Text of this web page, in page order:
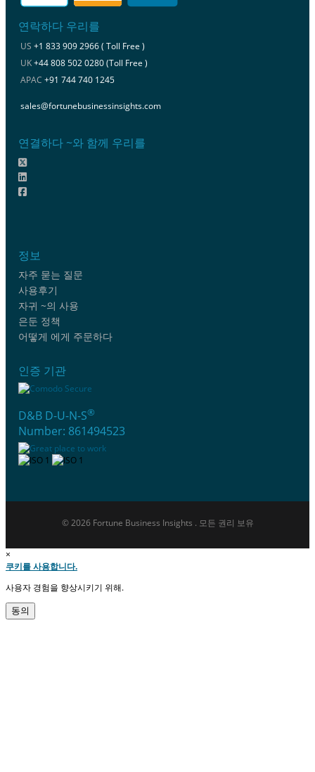
연락하다 우리를
US +1 833 909 2966 ( Toll Free )
UK+44 808 502 0280 (Toll Free )
APAC +91 744 740 1245
sales@fortunebusinessinsights.com
연결하다 ~와 함께 우리를
정보
자주 묻는 질문
사용후기
자귀 ~의 사용
은둔 정책
어떻게 에게 주문하다
인증 기관
D&B D-U-N-S®
Number: 861494523
© 2026 Fortune Business Insights . 모든 권리 보유
×
쿠키를 사용합니다.
사용자 경험을 향상시키기 위해.
동의